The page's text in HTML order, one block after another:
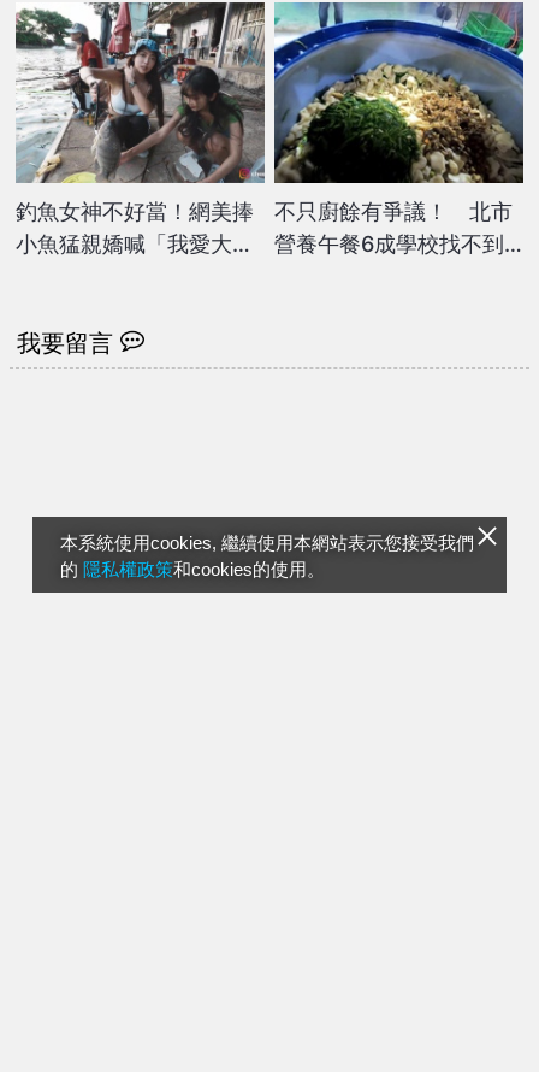
本系統使用cookies, 繼續使用本網站表示您接受我們
的 隱私權政策和cookies的使用。
故
釣魚女神不好當！網美捧
小魚猛親嬌喊「我愛大隻
不只廚餘有爭議！ 北市
營養午餐6成學校找不到
我要留言